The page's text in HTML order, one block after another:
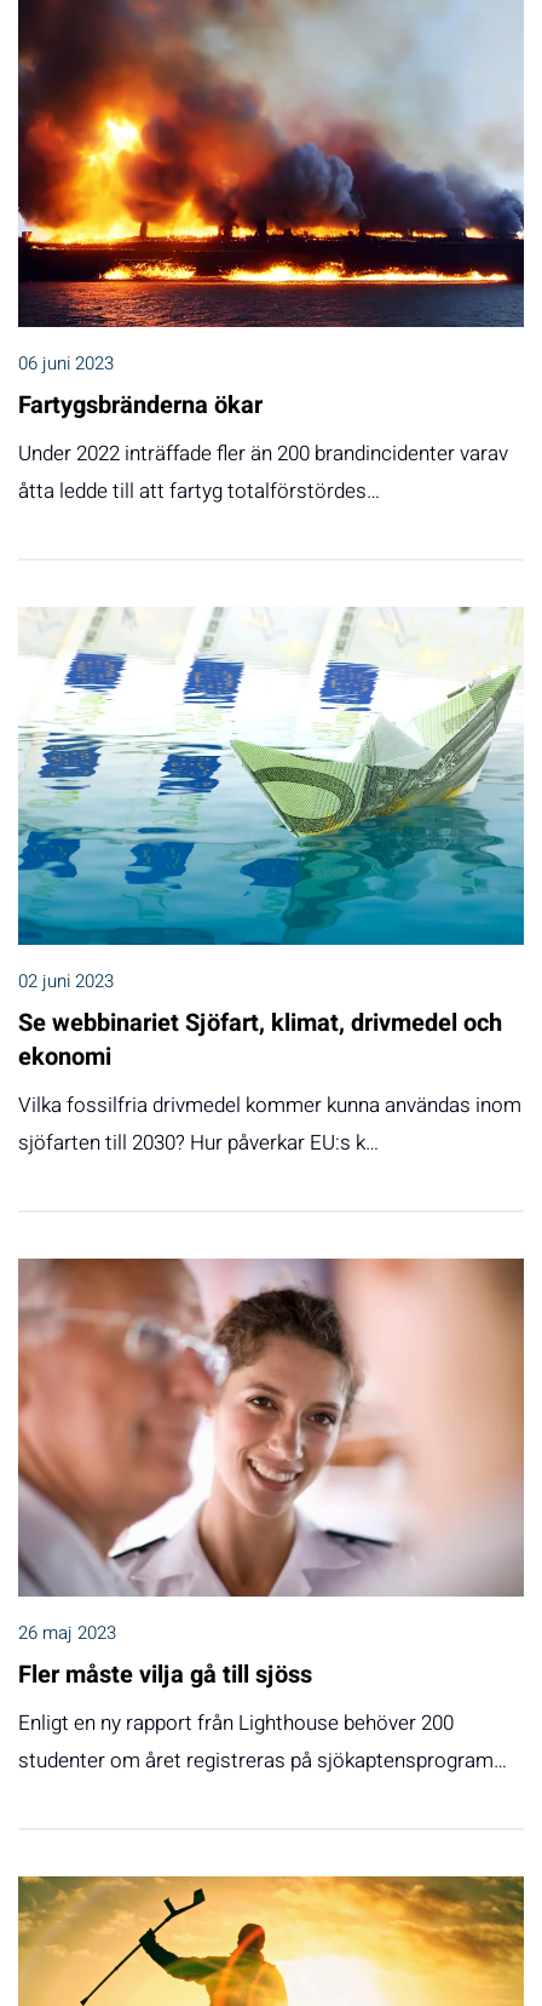
06 juni 2023
Fartygsbränderna ökar
Under 2022 inträffade fler än 200 brandincidenter varav
åtta ledde till att fartyg totalförstördes…
02 juni 2023
Se webbinariet Sjöfart, klimat, drivmedel och
ekonomi
Vilka fossilfria drivmedel kommer kunna användas inom
sjöfarten till 2030? Hur påverkar EU:s k…
26 maj 2023
Fler måste vilja gå till sjöss
Enligt en ny rapport från Lighthouse behöver 200
studenter om året registreras på sjökaptensprogram…